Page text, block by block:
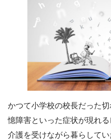
かつて小学校の校長だった
憶障害といった症状が現れ
介護を受けながら暮らしてい